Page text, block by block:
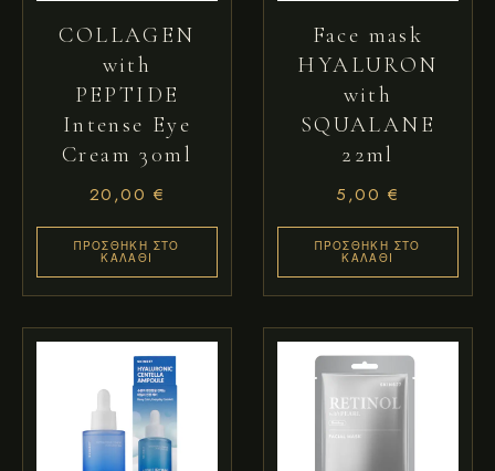
COLLAGEN
with
PEPTIDE
Intense Eye
Cream 30ml
20,00 €
ΠΡΟΣΘΉΚΗ ΣΤΟ
ΚΑΛΆΘΙ
Face mask
HYALURON
with
SQUALANE
22ml
5,00€
ΠΡΟΣΘΉΚΗ ΣΤΟ
ΚΑΛΆΘΙ